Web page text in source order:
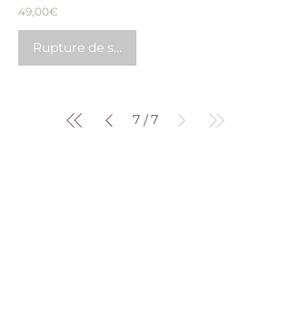
49,00€
Rupture de stock
7 /7